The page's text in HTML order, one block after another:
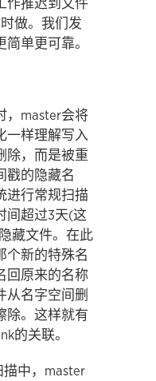
作推迟到文件
做。我们发
单更可靠。
，master会将
一样理解写入
除，而是被重
戳的隐藏名
进行常规扫描
间超过3天(这
藏文件。在此
个新的特殊名
回原来的名称
从名字空间删
除。这样就有
的关联。
描中，master